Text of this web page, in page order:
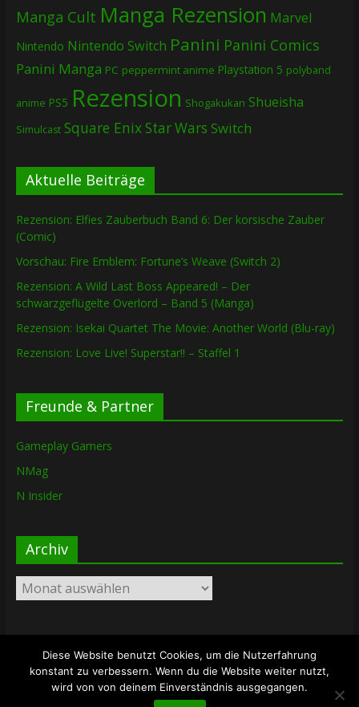
Manga Cult Manga Rezension Marvel
Nintendo Nintendo Switch Panini Panini Comics
Panini Manga PC peppermint anime Playstation 5 polyband
anime PS5 Rezension Shogakukan Shueisha
Simulcast Square EnixStar Wars Switch
Aktuelle Beiträge
Rezension: Elfies Zauberbuch Band 6: Der korsische Zauber
(Comic)
Vorschau: Fire Emblem: Fortune’s Weave (Switch 2)
Rezension: A Wild Last Boss Appeared! – Der
schwarzgeflügelte Overlord – Band 5 (Manga)
Rezension: Isekai Quartet The Movie: Another World (Blu-ray)
Rezension: Love Live! Superstar!! – Staffel 1
Freunde & Partner
Gameplay Gamers
NMag
N Insider
Archiv
Archiv
Copyright © 2026The Lost Dungeon. Alle Rechte vorbehalten.
Theme: ColorMag vonThemeGrill. Bereitgestellt von
WordPress
Diese Website benutzt Cookies, um die Nutzerfahrung
konstant zu verbessern. Wenn du die Website weiter nutzt,
wird von von deinem Einverständnis ausgegangen.